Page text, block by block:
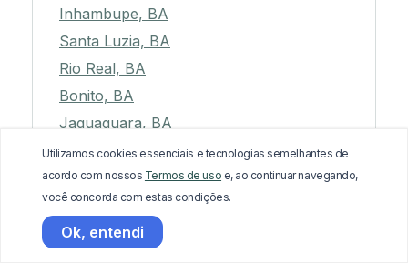
Inhambupe, BA
Santa Luzia, BA
Rio Real, BA
Bonito, BA
Jaguaquara, BA
Salinas da Margarida, BA
Cafarnaum, BA
Coração de Maria, BA
Barreiras, BA
Utilizamos cookies essenciais e tecnologias semelhantes de
acordo com nossos Termos de uso e, ao continuar navegando,
você concorda com estas condições.
Ok, entendi